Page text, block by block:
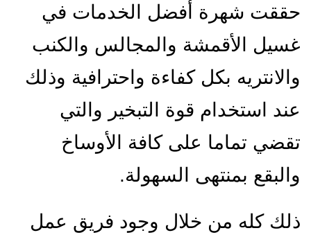
حققت شهرة أفضل الخدمات في
غسيل الأقمشة والمجالس والكنب
والانتريه بكل كفاءة واحترافية وذلك
عند استخدام قوة التبخير والتي
تقضي تماما على كافة الأوساخ
والبقع بمنتهى السهولة.
ذلك كله من خلال وجود فريق عمل